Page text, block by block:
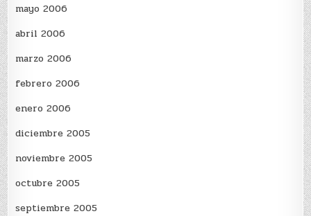
mayo 2006
abril 2006
marzo 2006
febrero 2006
enero 2006
diciembre 2005
noviembre 2005
octubre 2005
septiembre 2005